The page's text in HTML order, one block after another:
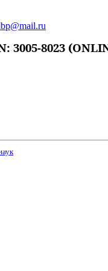
3005-8023